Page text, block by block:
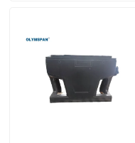
Video's
Over ons